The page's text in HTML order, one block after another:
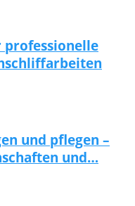
und pflegen –
und…